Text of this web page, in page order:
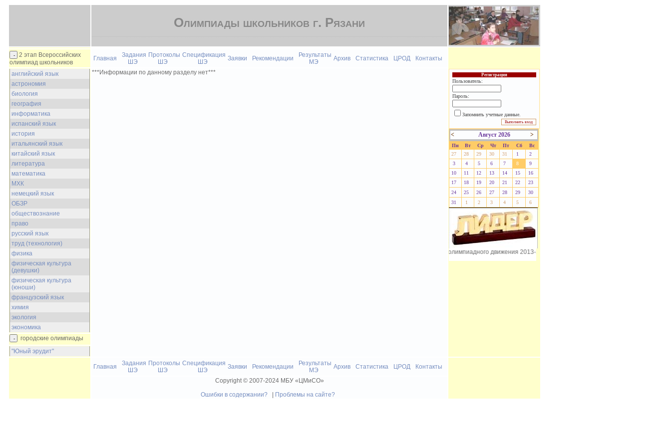
Олимпиады школьников г. Рязани
Регистрация
Пользователь:
Пароль:
Запомнить учетные данные.
< Август 2026 >
Пн Вт Ср Чт Пт Сб
Вс
27
28 29 30 31 1
2
3
4 5 6 7 8
9
10
11 12 13 14 15
16
17
18 19 20 21 22
23
24
25 26 27 28 29
30
31
1 2 3 4 5 6
Лицей №4 - лидер олимпиадного движения 2013-2016 гг.
2 этап Всероссийских
олимпиад школьников
Главная
Задания
ШЭ
Протоколы
ШЭ
Спецификация
ШЭ
Заявки Рекомендации
Результаты
МЭ
Архив Статистика ЦРОД Контакты
английский язык
астрономия
биология
география
информатика
испанский язык
история
итальянский язык
китайский язык
литература
математика
МХК
немецкий язык
ОБЗР
обществознание
право
русский язык
труд (технология)
физика
физическая культура
(девушки)
физическая культура
(юноши)
французский язык
химия
экология
экономика
***Информации по данному разделу нет***
городские олимпиады
"Юный эрудит"
Главная
Задания
ШЭ
Протоколы
ШЭ
Спецификация
ШЭ
Заявки Рекомендации
Результаты
МЭ
Архив Статистика ЦРОД
Контакты
Copyright © 2007-2024 МБУ «ЦМиСО»
Ошибки в содержании?
Проблемы на сайте?